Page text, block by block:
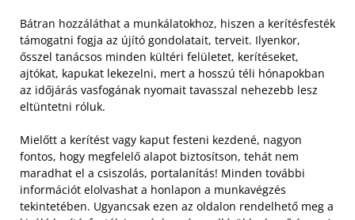
Bátran hozzáláthat a munkálatokhoz, hiszen a kerítésfesték
támogatni fogja az újító gondolatait, terveit. Ilyenkor,
ősszel tanácsos minden kültéri felületet, kerítéseket,
ajtókat, kapukat lekezelni, mert a hosszú téli hónapokban
az időjárás vasfogának nyomait tavasszal nehezebb lesz
eltüntetni róluk.
Mielőtt a kerítést vagy kaput festeni kezdené, nagyon
fontos, hogy megfelelő alapot biztosítson, tehát nem
maradhat el a csiszolás, portalanítás! Minden további
információt elolvashat a honlapon a munkavégzés
tekintetében. Ugyancsak ezen az oldalon rendelhető meg a